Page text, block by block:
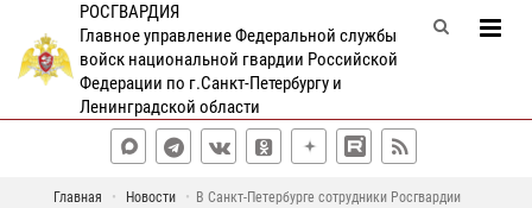
РОСГВАРДИЯ
Главное управление Федеральной службы
войск национальной гвардии Российской
Федерации по г.Санкт-Петербургу и
Ленинградской области
Главная Новости
В Санкт-Петербурге сотрудники Росгвардии